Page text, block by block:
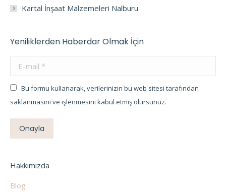
Kartal İnşaat Malzemeleri Nalburu
Yeniliklerden Haberdar Olmak İçin
E-mail *
Bu formu kullanarak, verilerinizin bu web sitesi tarafından
saklanmasını ve işlenmesini kabul etmiş olursunuz.
Onayla
Hakkımızda
Blog